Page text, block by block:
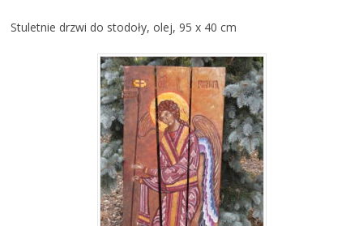
Stuletnie drzwi do stodoły, olej, 95 x 40 cm